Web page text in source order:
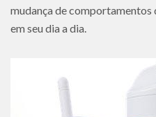
mudança de comportamentos
em seu dia a dia.